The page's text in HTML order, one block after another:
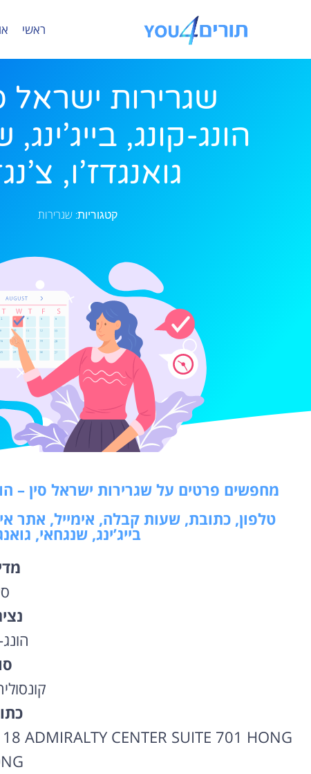
ראשי
שגרירות ישראל
הונג-קונג,
גואנגדז’ו,
קטגוריות: שגרירות
מחפשים פרטים על שגרירות ישראל סין –
טלפון, כתובת, שעות קבלה, אימייל, אתר
בייג’ינג, שנגחאי,
ADMIRALTY CENTER SUITE 701 HONG